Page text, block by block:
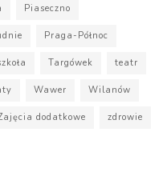
Piaseczno
Praga-Północ
Targówek teatr
Wawer Wilanów
dodatkowe zdrowie